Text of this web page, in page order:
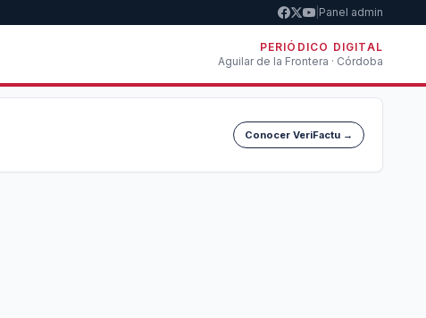
Panel admin
PERIÓDICO DIGITAL
Aguilar de la Frontera · Córdoba
Conocer VeriFactu →